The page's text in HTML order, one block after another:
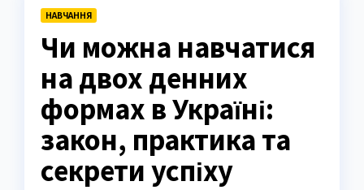
НАВЧАННЯ
Чи можна навчатися
на двох денних
формах в Україні:
закон, практика та
секрети успіху